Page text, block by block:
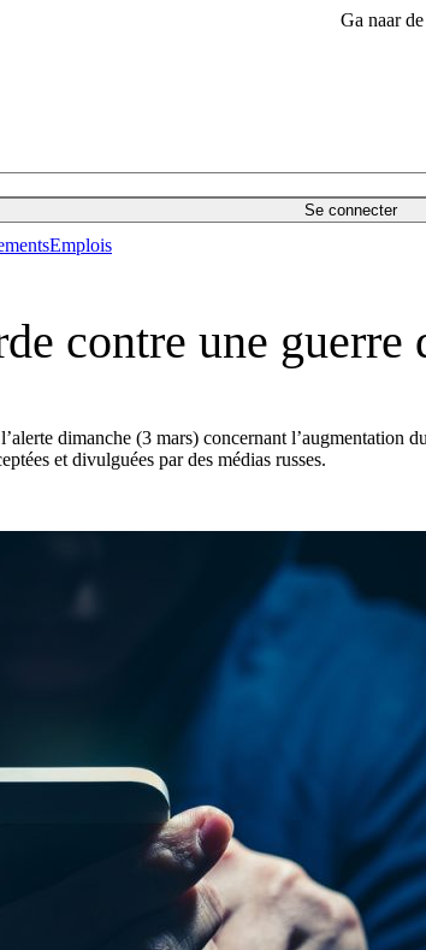
Ga naar
Se connecter
Emplois
contre une
dimanche (3 mars) concernant l’augmentation
et divulguées par des médias russes.